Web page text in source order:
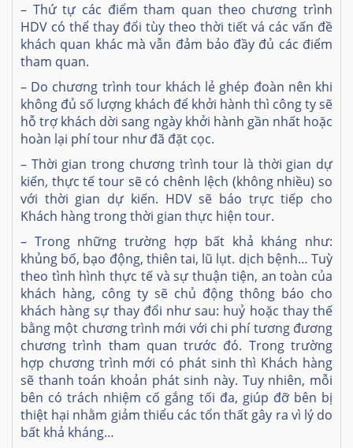
– Thứ tự các điểm tham quan theo chương trình
HDV có thể thay đổi tùy theo thời tiết vá các vấn đề
khách quan khác mà vẫn đảm bảo đầy đủ các điểm
tham quan.
– Do chương trình tour khách lẻ ghép đoàn nên khi
không đủ số lượng khách để khởi hành thì công ty sẽ
hỗ trợ khách dời sang ngày khởi hành gần nhất hoặc
hoàn lại phí tour như đã đặt cọc.
– Thời gian trong chương trình tour là thời gian dự
kiến, thực tế tour sẽ có chênh lệch (không nhiều) so
với thời gian dự kiến. HDV sẽ báo trực tiếp cho
Khách hàng trong thời gian thực hiện tour.
– Trong những trường hợp bất khả kháng như:
khủng bố, bạo động, thiên tai, lũ lụt. dịch bệnh… Tuỳ
theo tình hình thực tế và sự thuận tiện, an toàn của
khách hàng, công ty sẽ chủ động thông báo cho
khách hàng sự thay đổi như sau: huỷ hoặc thay thế
bằng một chương trình mới với chi phí tương đương
chương trình tham quan trước đó. Trong trường
hợp chương trình mới có phát sinh thì Khách hàng
sẽ thanh toán khoản phát sinh này. Tuy nhiên, mỗi
bên có trách nhiệm cố gắng tối đa, giúp đỡ bên bị
thiệt hại nhằm giảm thiểu các tổn thất gây ra vì lý do
bất khả kháng…